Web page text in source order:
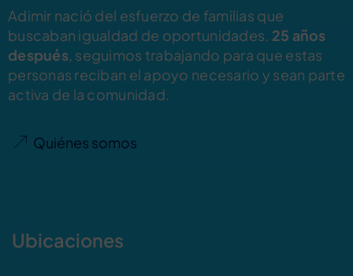
Adimir nació del esfuerzo de familias que
buscaban igualdad de oportunidades. 25 años
después, seguimos trabajando para que estas
personas reciban el apoyo necesario y sean parte
activa de la comunidad.
Quiénes somos
Ubicaciones